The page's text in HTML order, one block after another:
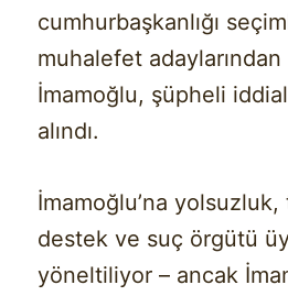
cumhurbaşkanlığı
muhalefet
İmamoğlu, şüpheli
alındı.
İmamoğlu’na
destek ve suç örgütü
yöneltiliyor – ancak